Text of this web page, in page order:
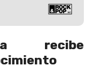
recibe